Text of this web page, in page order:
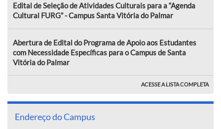
Edital de Seleção de Atividades Culturais para a “Agenda
Cultural FURG” - Campus Santa Vitória do Palmar
Abertura de Edital do Programa de Apoio aos Estudantes
com Necessidade Específicas para o Campus de Santa
Vitória do Palmar
ACESSE A LISTA COMPLETA
Endereço do Campus